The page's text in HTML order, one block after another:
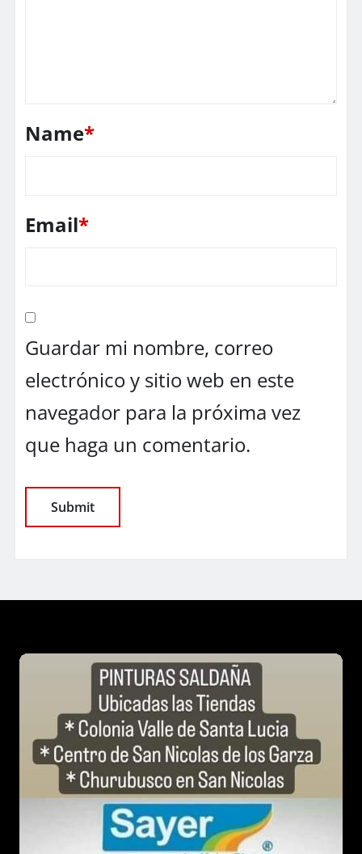
Name*
Email*
Guardar mi nombre, correo
electrónico y sitio web en este
navegador para la próxima vez
que haga un comentario.